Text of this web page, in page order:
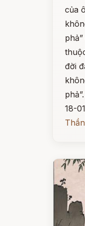
của
đời
phả”.
18-